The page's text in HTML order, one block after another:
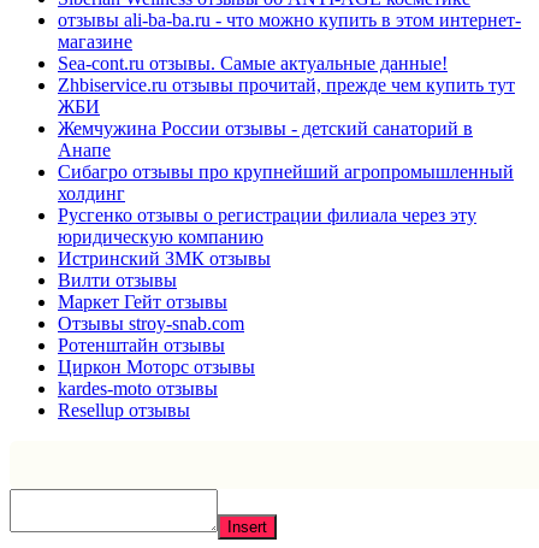
отзывы ali-ba-ba.ru - что можно купить в этом интернет-
магазине
Sea-cont.ru отзывы. Самые актуальные данные!
Zhbiservice.ru отзывы прочитай, прежде чем купить тут
ЖБИ
Жемчужина России отзывы - детский санаторий в
Анапе
Сибагро отзывы про крупнейший агропромышленный
холдинг
Русгенко отзывы о регистрации филиала через эту
юридическую компанию
Истринский ЗМК отзывы
Вилти отзывы
Маркет Гейт отзывы
Отзывы stroy-snab.com
Ротенштайн отзывы
Циркон Моторс отзывы
kardes-moto отзывы
Resellup отзывы
Insert